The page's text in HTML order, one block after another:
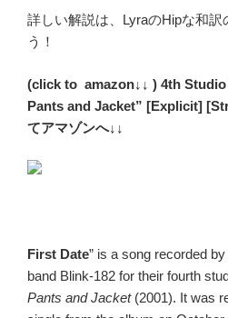
詳しい解説は、LyraのHipな和訳
う！
(click to amazon↓↓ ) 4th
Pants and Jacket” [Explicit]
てアマゾンへ↓↓
First Date” is a song recorded
band Blink-182 for their fourth
Pants and Jacket(2001). It was